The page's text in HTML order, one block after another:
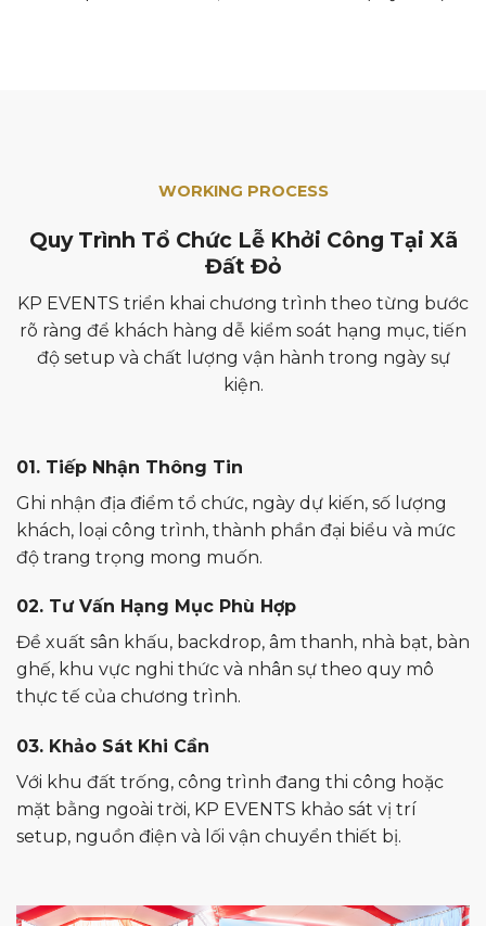
WORKING PROCESS
Quy Trình Tổ Chức Lễ Khởi Công Tại Xã
Đất Đỏ
KP EVENTS triển khai chương trình theo từng bước
rõ ràng để khách hàng dễ kiểm soát hạng mục, tiến
độ setup và chất lượng vận hành trong ngày sự
kiện.
01. Tiếp Nhận Thông Tin
Ghi nhận địa điểm tổ chức, ngày dự kiến, số lượng
khách, loại công trình, thành phần đại biểu và mức
độ trang trọng mong muốn.
02. Tư Vấn Hạng Mục Phù Hợp
Đề xuất sân khấu, backdrop, âm thanh, nhà bạt, bàn
ghế, khu vực nghi thức và nhân sự theo quy mô
thực tế của chương trình.
03. Khảo Sát Khi Cần
Với khu đất trống, công trình đang thi công hoặc
mặt bằng ngoài trời, KP EVENTS khảo sát vị trí
setup, nguồn điện và lối vận chuyển thiết bị.